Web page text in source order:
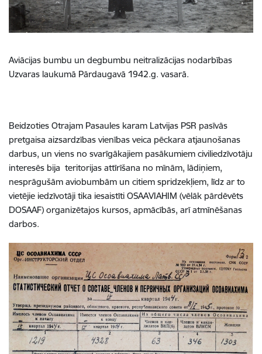
Aviācijas bumbu un degbumbu neitralizācijas nodarbības
Uzvaras laukumā Pārdaugavā 1942.g. vasarā.
Beidzoties Otrajam Pasaules karam Latvijas PSR pasīvās
pretgaisa aizsardzības vienības veica pēckara atjaunošanas
darbus, un viens no svarīgākajiem pasākumiem civiliedzīvotāju
interesēs bija teritorijas attīrīšana no mīnām, lādiņiem,
nesprāgušām aviobumbām un citiem spridzekļiem, līdz ar to
vietējie iedzīvotāji tika iesaistīti OSAAVIAHIM (vēlāk pārdēvēts
DOSAAF) organizētajos kursos, apmācībās, arīatmīnēšanas
darbos.